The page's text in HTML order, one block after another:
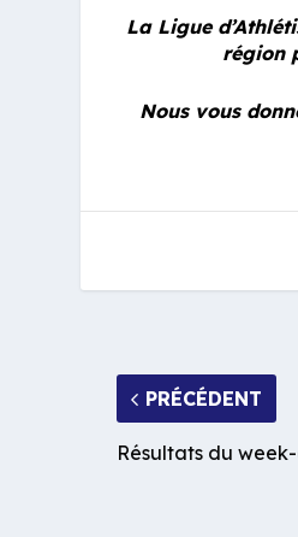
La Ligue
région
Nous vous
PRÉCÉDENT
Résultats du